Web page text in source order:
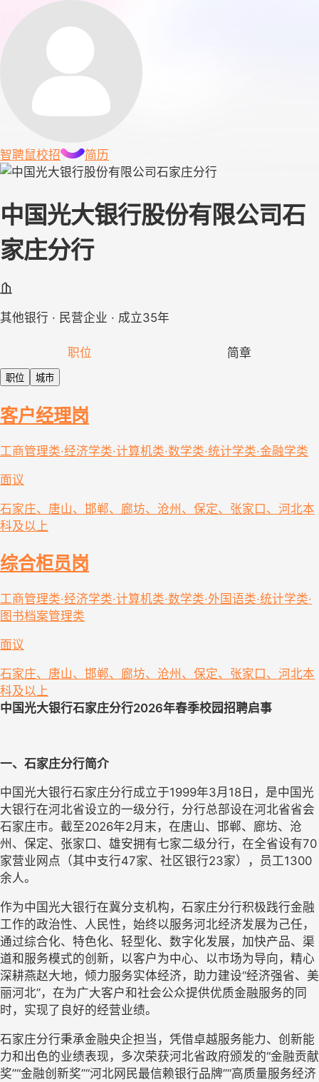
智聘鼠校招 简历
中国光大银行股份有限公司石
家庄分行
其他银行 · 民营企业 · 成立35年
职位 简章
职位 城市
客户经理岗
工商管理类·经济学类·计算机类·数学类·统计学类·金融学类
面议
石家庄、唐山、邯郸、廊坊、沧州、保定、张家口、河北本
科及以上
综合柜员岗
工商管理类·经济学类·计算机类·数学类·外国语类·统计学类·
图书档案管理类
面议
石家庄、唐山、邯郸、廊坊、沧州、保定、张家口、河北本
科及以上
中国光大银行石家庄分行2026年春季校园招聘启事
一、 石家庄分行简介
中国光大银行石家庄分行成立于1999年3月18日，是中国光
大银行在河北省设立的一级分行，分行总部设在河北省省会
石家庄市。截至2026年2月末，在唐山、邯郸、廊坊、沧
州、保定、张家口、雄安拥有七家二级分行，在全省设有70
家营业网点（其中支行47家、社区银行23家），员工1300
余人。
作为中国光大银行在冀分支机构，石家庄分行积极践行金融
工作的政治性、人民性，始终以服务河北经济发展为己任，
通过综合化、特色化、轻型化、数字化发展，加快产品、渠
道和服务模式的创新，以客户为中心、以市场为导向，精心
深耕燕赵大地，倾力服务实体经济，助力建设“经济强省、美
丽河北”，在为广大客户和社会公众提供优质金融服务的同
时，实现了良好的经营业绩。
石家庄分行秉承金融央企担当，凭借卓越服务能力、创新能
力和出色的业绩表现，多次荣获河北省政府颁发的“金融贡献
奖”“金融创新奖”“河北网民最信赖银行品牌”“高质量服务经济